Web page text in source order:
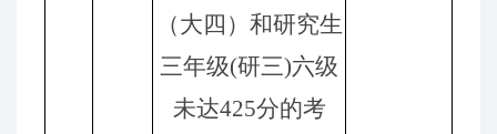
（大四）和研究生
三年级(研三)六级
未达425分的考